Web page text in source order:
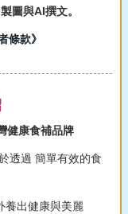
圖與AI撰文。
條款》
健康食補品牌
透過 簡單有效的食
養出健康與美麗